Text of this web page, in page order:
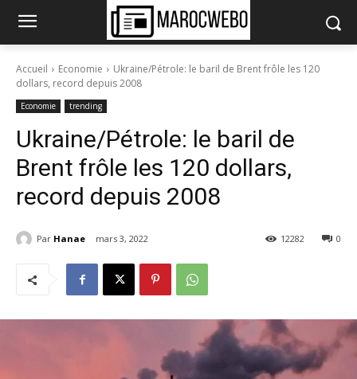
Accueil Economie
Ukraine/Pétrole: le baril de Brent frôle les 120
dollars, record depuis 2008
Economie trending
Ukraine/Pétrole: le baril de
Brent frôle les 120 dollars,
record depuis 2008
Par Hanae mars 3, 2022 0
12282